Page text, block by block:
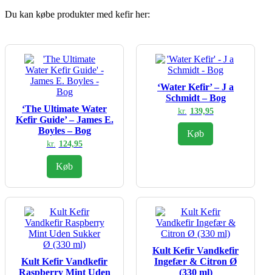
Du kan købe produkter med kefir her:
‘The Ultimate Water
Kefir Guide’ – James E.
Boyles – Bog
kr. 124,95
Køb
‘Water Kefir’ – J a
Schmidt – Bog
kr. 139,95
Køb
Kult Kefir Vandkefir
Raspberry Mint Uden
Kult Kefir Vandkefir
Ingefær & Citron Ø
(330 ml)